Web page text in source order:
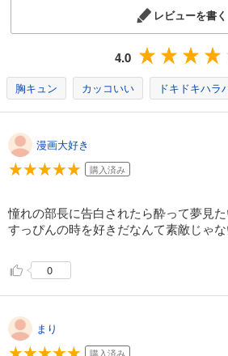
あらすじを表示する
【ラブコフレ】あなたの恋す
198
あらすじを表示する
【ラブコフレ】あなたの恋す
198円 (税込)
あらすじを表示する
198円 (税込)
レビューを書く
4.0
胸キュン カッコいい ドキドキハラ
漫画大好き
購入済み
憧れの部長に告白されたら酔って夢見た
すっぴんの時を好きだなんて素敵じゃな
0
まり
購入済み